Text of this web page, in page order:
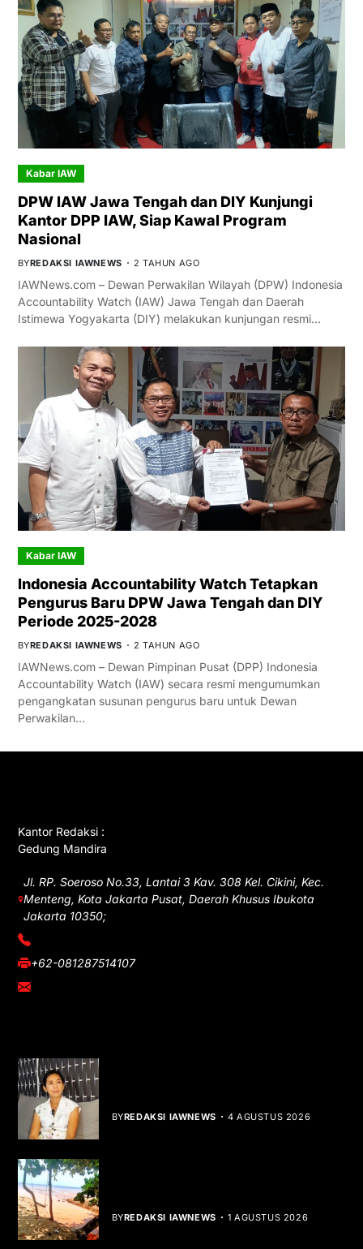
Kabar IAW
DPW IAW Jawa Tengah dan DIY Kunjungi
Kantor DPP IAW, Siap Kawal Program
Nasional
BYREDAKSI IAWNEWS 2 TAHUN AGO
IAWNews.com – Dewan Perwakilan Wilayah (DPW) Indonesia
Accountability Watch (IAW) Jawa Tengah dan Daerah
Istimewa Yogyakarta (DIY) melakukan kunjungan resmi…
Kabar IAW
Indonesia Accountability Watch Tetapkan
Pengurus Baru DPW Jawa Tengah dan DIY
Periode 2025-2028
BYREDAKSI IAWNEWS 2 TAHUN AGO
IAWNews.com – Dewan Pimpinan Pusat (DPP) Indonesia
Accountability Watch (IAW) secara resmi mengumumkan
pengangkatan susunan pengurus baru untuk Dewan
Perwakilan…
Kantor Redaksi :
Gedung Mandira
Jl. RP. Soeroso No.33, Lantai 3 Kav. 308 Kel. Cikini, Kec.
Menteng, Kota Jakarta Pusat, Daerah Khusus Ibukota
Jakarta 10350;
(021) 3908026
+62-081287514107
adm@iawnews.com
BYREDAKSI IAWNEWS 4 AGUSTUS 2026
BYREDAKSI IAWNEWS 1 AGUSTUS 2026